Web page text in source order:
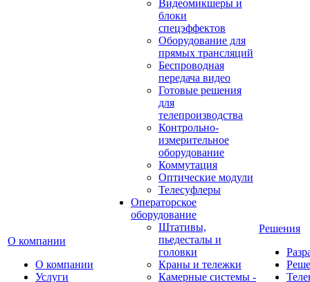
О компании
О компании
Услуги
Видеомикшеры и
блоки
спецэффектов
Оборудование для
прямых трансляций
Беспроводная
передача видео
Готовые решения
для
телепроизводства
Контрольно-
измерительное
оборудование
Коммутация
Оптические модули
Телесуфлеры
Операторское
оборудование
Штативы,
пьедесталы и
головки
Краны и тележки
Камерные системы -
Решения